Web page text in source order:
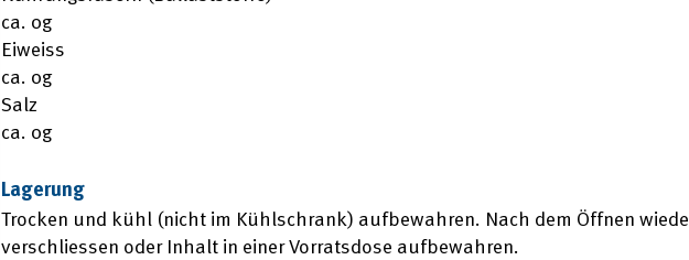
ca. 0g
Eiweiss
ca. 0g
Salz
ca. 0g
Lagerung
Trocken und kühl (nicht im Kühlschrank) aufbewahren. Nach dem Öffnen
verschliessen oder Inhalt in einer Vorratsdose aufbewahren.